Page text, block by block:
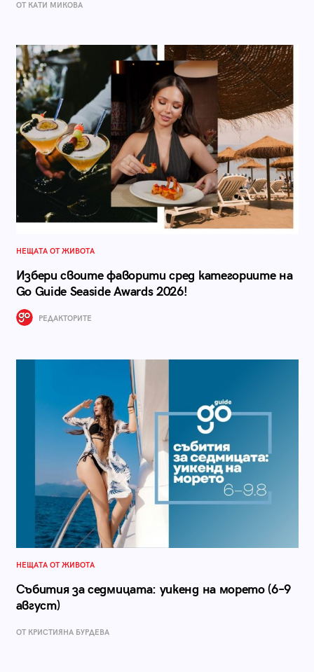
ОТ КАТИ МИКОВА
НЕЩАТА ОТ ЖИВОТА
Избери своите фаворити сред категориите на
Go Guide Seaside Awards 2026!
РЕДАКТОРИТЕ
НЕЩАТА ОТ ЖИВОТА
Събития за седмицата: уикенд на морето (6–9
август)
ОТ КРИСТИЯНА БУРДЕВА